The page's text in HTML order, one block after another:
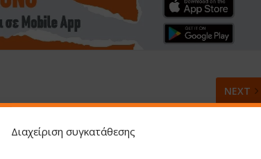
Διαχείριση συγκατάθεσης
NEXT
μετά το ματς στη Μύκονο, προσφέροντας τη φανέλα του σε